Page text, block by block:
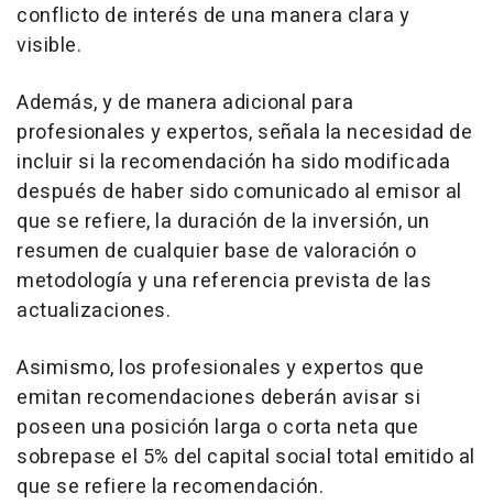
conflicto de interés de una manera clara y
visible.
Además, y de manera adicional para
profesionales y expertos, señala la necesidad de
incluir si la recomendación ha sido modificada
después de haber sido comunicado al emisor al
que se refiere, la duración de la inversión, un
resumen de cualquier base de valoración o
metodología y una referencia prevista de las
actualizaciones.
Asimismo, los profesionales y expertos que
emitan recomendaciones deberán avisar si
poseen una posición larga o corta neta que
sobrepase el 5% del capital social total emitido al
que se refiere la recomendación.